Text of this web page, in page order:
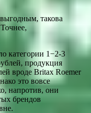
такова
категории 1−2-3
продукция
вроде Britax Roemer
это вовсе
напротив, они
брендов